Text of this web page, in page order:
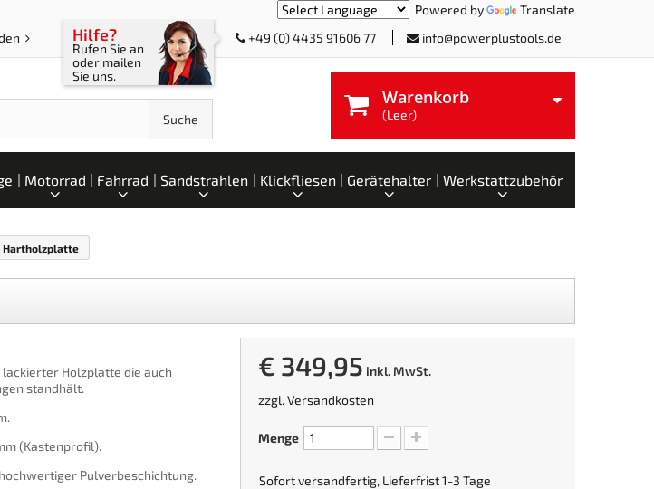
Powered by Translate
Hilfe?
Rufen Sie an
oder mailen
Sie uns.
+49 (0) 4435 91606 77 info@powerplustools.de
Suche
Warenkorb
(Leer)
Motorrad Fahrrad Sandstrahlen Klickfliesen Gerätehalter Werkstattzubehör
Hartholzplatte
Holzplatte die auch
standhält.
(Kastenprofil).
Pulverbeschichtung.
€ 349,95 inkl. MwSt.
zzgl.Versandkosten
Menge
Sofort versandfertig, Lieferfrist 1-3 Tage